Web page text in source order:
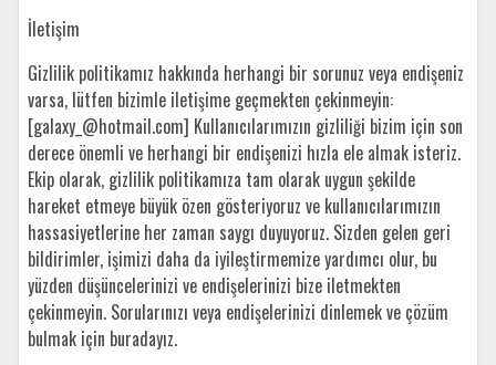
İletişim
Gizlilik politikamız hakkında herhangi bir sorunuz veya endişeniz
varsa, lütfen bizimle iletişime geçmekten çekinmeyin:
[galaxy_ @hotmail.com] Kullanıcılarımızın gizliliği bizim için son
derece önemli ve herhangi bir endişenizi hızla ele almak isteriz.
Ekip olarak, gizlilik politikamıza tam olarak uygun şekilde
hareket etmeye büyük özen gösteriyoruz ve kullanıcılarımızın
hassasiyetlerine her zaman saygı duyuyoruz. Sizden gelen geri
bildirimler, işimizi daha da iyileştirmemize yardımcı olur, bu
yüzden düşüncelerinizi ve endişelerinizi bize iletmekten
çekinmeyin. Sorularınızı veya endişelerinizi dinlemek ve çözüm
bulmak için buradayız.